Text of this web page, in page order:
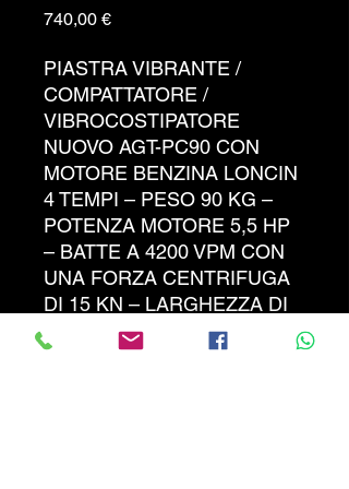
740,00 €Prezzo
PIASTRA VIBRANTE /
COMPATTATORE /
VIBROCOSTIPATORE
NUOVO AGT-PC90 CON
MOTORE BENZINA LONCIN
4 TEMPI – PESO 90 KG –
POTENZA MOTORE 5,5 HP
– BATTE A 4200 VPM CON
UNA FORZA CENTRIFUGA
DI 15 KN – LARGHEZZA DI
LAVORO 30 CM – DOTATO
DI ROTELLE PER IL